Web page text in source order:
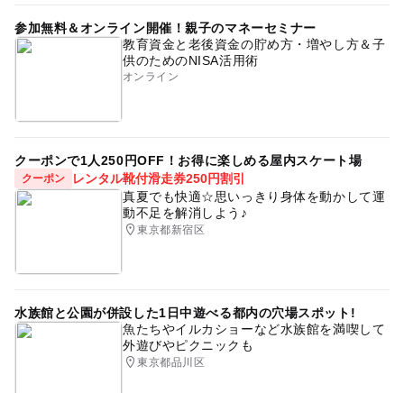
参加無料＆オンライン開催！親子のマネーセミナー
教育資金と老後資金の貯め方・増やし方＆子
供のためのNISA活用術
オンライン
クーポンで1人250円OFF！お得に楽しめる屋内スケート場
クーポン
レンタル靴付滑走券250円割引
真夏でも快適☆思いっきり身体を動かして運
動不足を解消しよう♪
東京都新宿区
水族館と公園が併設した1日中遊べる都内の穴場スポット!
魚たちやイルカショーなど水族館を満喫して
外遊びやピクニックも
東京都品川区